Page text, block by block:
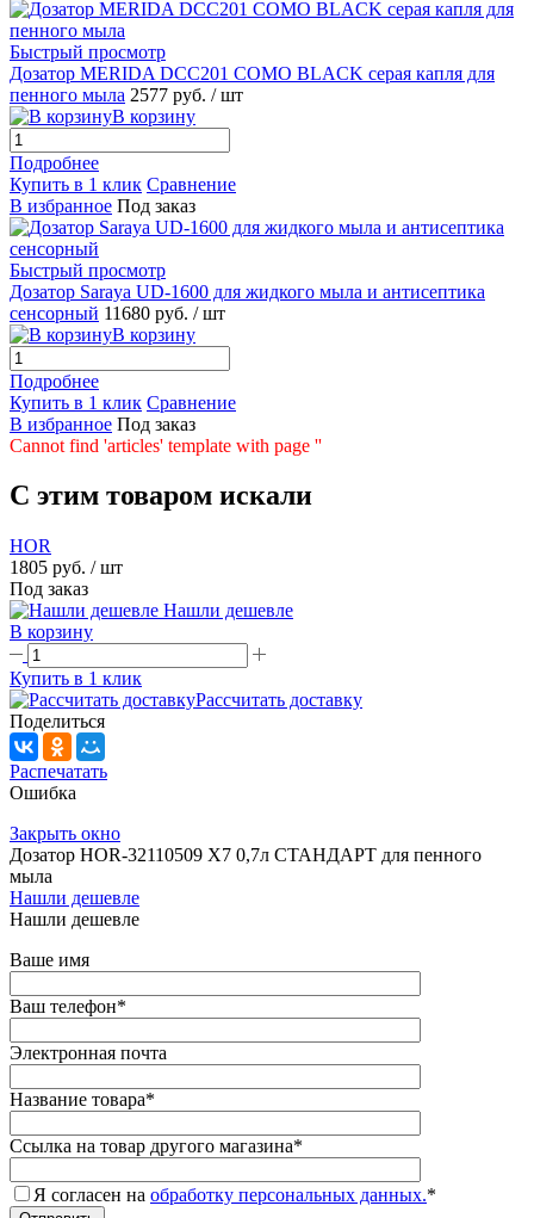
Быстрый просмотр
Дозатор MERIDA DCC201 COMO BLACK серая капля для
пенного мыла 2577 руб. / шт
В корзину
Подробнее
Купить в 1 клик Сравнение
В избранное Под заказ
Быстрый просмотр
Дозатор Saraya UD-1600 для жидкого мыла и антисептика
сенсорный 11680 руб. / шт
В корзину
Подробнее
Купить в 1 клик Сравнение
В избранное Под заказ
Cannot find 'articles' template with page ''
C этим товаром искали
HOR
1805 руб. / шт
Под заказ
Нашли дешевле
В корзину
Купить в 1 клик
Рассчитать доставку
Поделиться
Распечатать
Ошибка
Закрыть окно
Дозатор HOR-32110509 X7 0,7л СТАНДАРТ для пенного
мыла
Нашли дешевле
Нашли дешевле
Ваше имя
Ваш телефон*
Электронная почта
Название товара*
Ссылка на товар другого магазина*
Я согласен на обработку персональных данных.*